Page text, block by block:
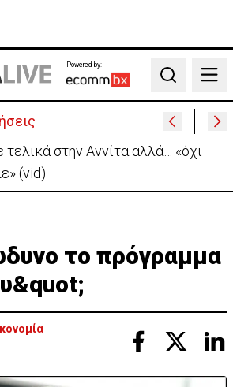
Powered by:
Search
Νέα προειδοποίηση για
θερμοκρασίες
το πρόγραμμα